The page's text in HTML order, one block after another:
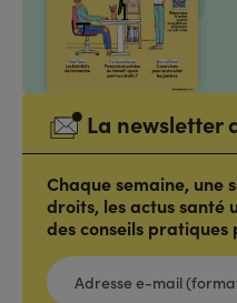
La newsletter
Chaque semaine, une
droits, les actus santé
des conseils
ADRESSE
E-
MAIL